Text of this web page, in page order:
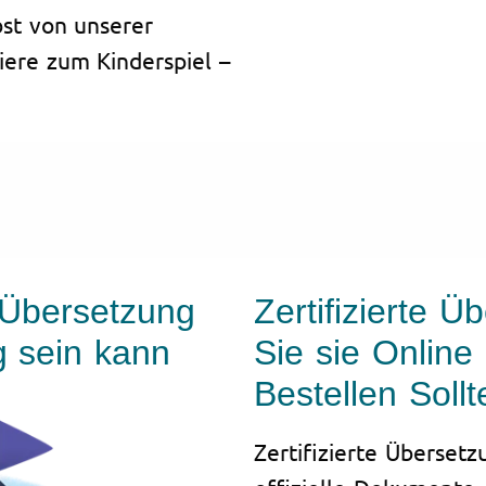
von unserer
zum Kinderspiel –
sein kann
Zertifizierte
Sie sie Online
Bestellen
Zertifizierte